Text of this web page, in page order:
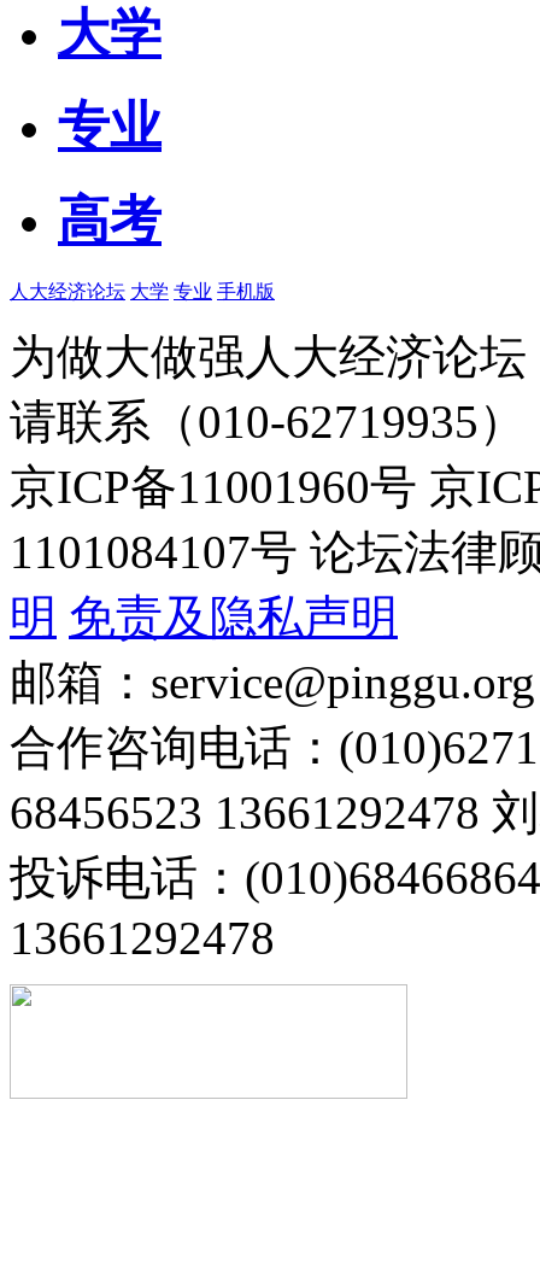
大学
专业
高考
人大经济论坛 大学 专业 手机版
为做大做强人大经济论
请联系（010-62719935）
京ICP备11001960号 京
1101084107号 论坛法律
明 免责及隐私声明
邮箱：service@pinggu.org
合作咨询电话：
68456523 13661292478
投诉电话：
13661292478